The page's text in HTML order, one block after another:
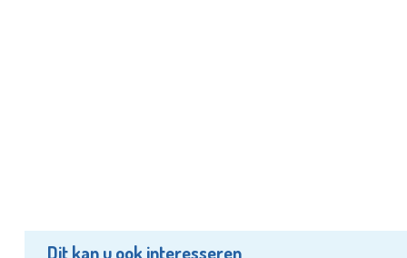
Dit kan u ook interesseren